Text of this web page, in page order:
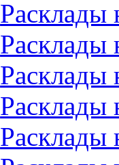
Расклады
Расклады
Расклады
Расклады
Расклады